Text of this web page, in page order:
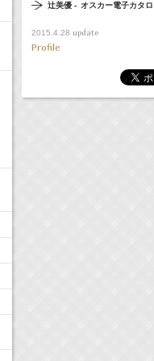
辻美優 - オスカー電子カタ
2015.4.28 update
Profile